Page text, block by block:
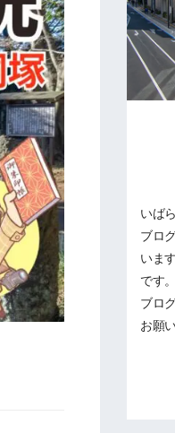
いば
ブロ
いま
です
ブロ
お願